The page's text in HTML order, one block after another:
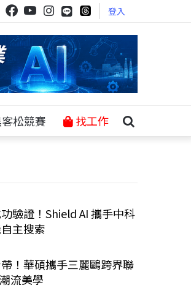
登入
松競賽 找工作
驗證！Shield AI 攜手中科
主搜索
！華碩攜手三麗鷗跨界聯
流美學